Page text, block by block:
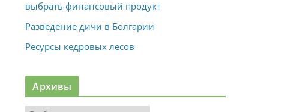
выбрать финансовый продукт
Разведение дичи в Болгарии
Ресурсы кедровых лесов
Архивы